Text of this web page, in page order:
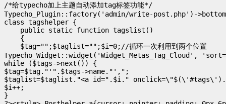
/*给typecho加上主题自动添加tag标签功能*/
Typecho_Plugin::factory('admin/write-post.php')-
class tagshelper {
    public static function tagslist()
    {
    $tag="";$taglist="";$i=0;//循环一次利用到两个位置
Typecho_Widget::widget('Widget_Metas_Tag_Cloud',
while ($tags->next()) {
$tag=$tag."'".$tags->name."',";
$taglist=$taglist."<a id=".$i."
$i++;
}